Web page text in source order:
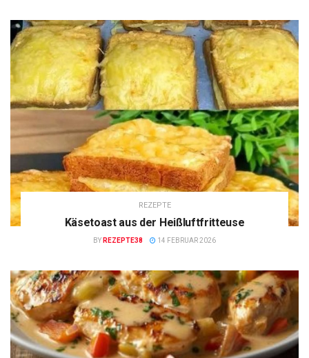
REZEPTE
Käsetoast aus der Heißluftfritteuse
BY REZEPTE38 14 FEBRUAR 2026